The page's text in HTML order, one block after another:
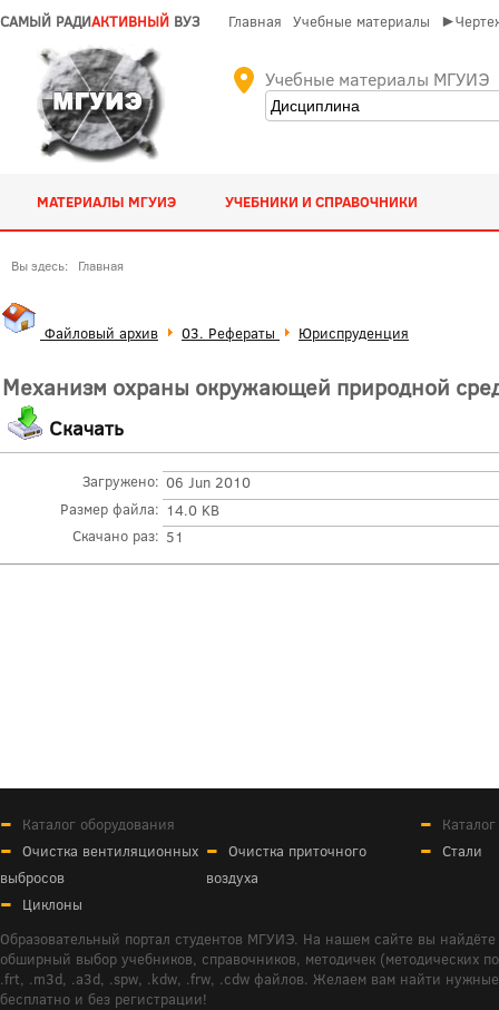
САМЫЙ РАДИАКТИВНЫЙ ВУЗ Главная Учебные материалы
Учебные материалы МГУИЭ
МАТЕРИАЛЫ МГУИЭ УЧЕБНИКИ И СПРАВОЧНИКИ
Вы здесь: Главная
Файловый архив 03. Рефераты Юриспруденция
Механизм охраны окружающей природной
Скачать
Загружено: 06 Jun 2010
Размер файла: 14.0 KB
Скачано раз: 51
Каталог оборудования
Очистка вентиляционных
выбросов
Очистка приточного
воздуха
Циклоны
Стали
Образовательный портал студентов МГУИЭ. На нашем сайте вы
обширный выбор учебников, справочников, методичек (методических
.frt, .m3d, .a3d, .spw, .kdw, .frw, .cdw файлов. Желаем вам найти
бесплатно и без регистрации!